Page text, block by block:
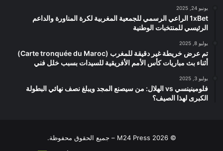
يونيو 24, 2025
1xBet الراعي الرسمي للجمعية المغربية لكرة المناورة والداعم
الرئيسي للمنتخبات الوطنية
يوليو 8, 2025
تم عرض خريطة غير دقيقة للمغرب (Carte tronquée du Maroc)
أثناء بث مباريات كأس الأمم الأفريقية للسيدات بسبب خلل فني
يوليو 3, 2025
فلومينينسي vs الهلال: من سيصنع المجد ويبلغ نصف نهائي البطولة
الكبرى لهذا الصيف؟
© 2026 M24 Press – جميع الحقوق محفوظة.